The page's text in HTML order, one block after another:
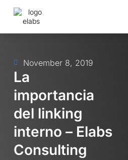
November 8, 2019
La
importancia
del linking
interno – Elabs
Consulting